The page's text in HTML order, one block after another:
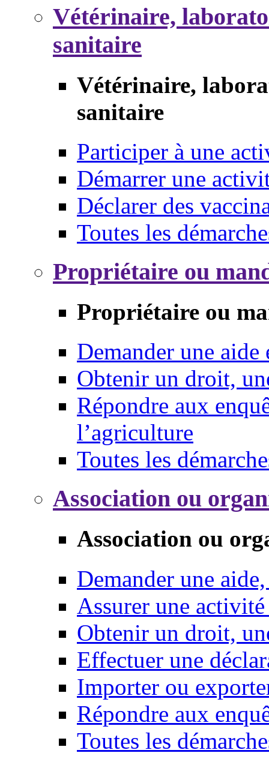
Vétérinaire,
sanitaire
Vétérinaire,
sanitaire
Participer à une
Démarrer une
Déclarer des
Toutes les
Propriétaire ou
Propriétaire ou
Demander une aide
Obtenir un droit,
Répondre aux
l’agriculture
Toutes les
Association ou
Association ou
Demander une
Assurer une
Obtenir un droit,
Effectuer une
Importer ou
Répondre aux
Toutes les